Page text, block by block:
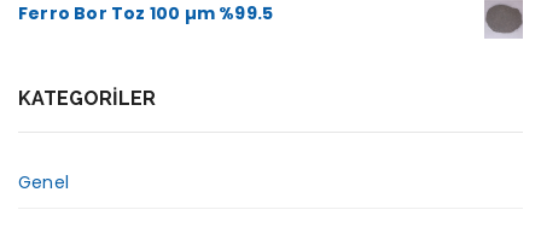
Ferro Bor Toz 100 µm %99.5
KATEGORILER
Genel